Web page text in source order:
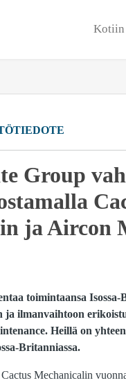
Kotiin
Group
ja Aircon
toimintaansa
ja ilmanvaihtoon
Heillä on
Britanniassa.
Mechanicalin